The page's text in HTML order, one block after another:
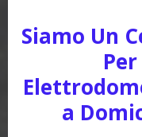
Siamo Un
a